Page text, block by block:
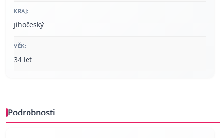
KRAJ:
Jihočeský
VĚK:
34 let
Podrobnosti